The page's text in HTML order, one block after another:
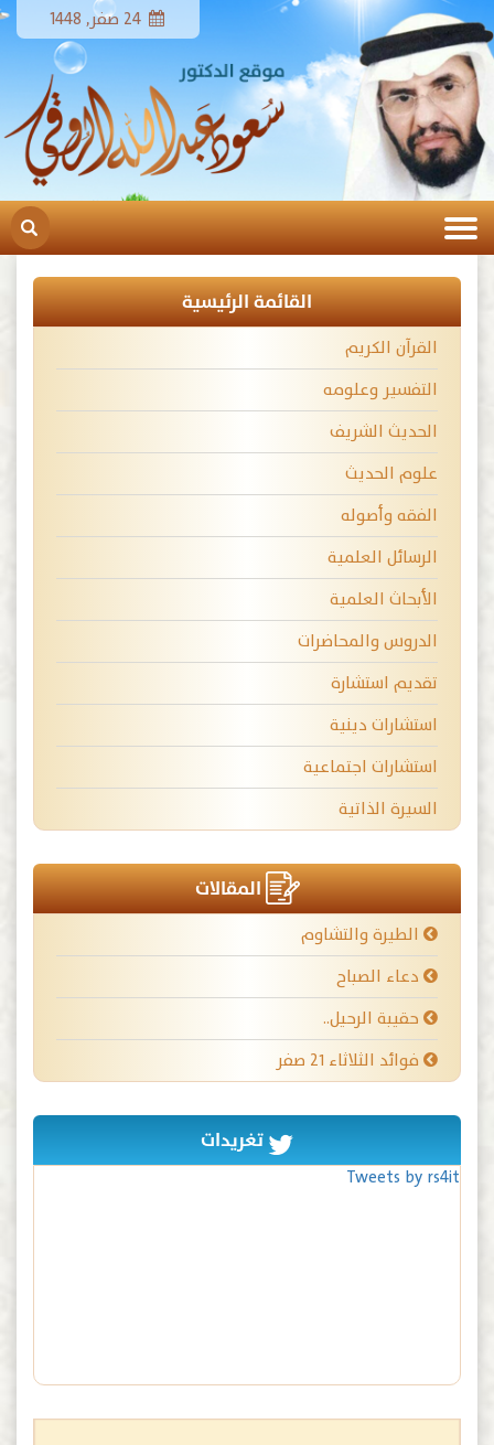
القائمة الرئيسية
القرآن الكريم
التفسير وعلومه
الحديث الشريف
علوم الحديث
الفقه وأصوله
الرسائل العلمية
الأبحاث العلمية
الدروس والمحاضرات
تقديم استشارة
استشارات دينية
استشارات اجتماعية
السيرة الذاتية
المقالات
الطيرة والتشاوم
دعاء الصباح
حقيبة الرحيل..
فوائد الثلاثاء ٢١ صفر
تغريدات
Tweets by rs4it